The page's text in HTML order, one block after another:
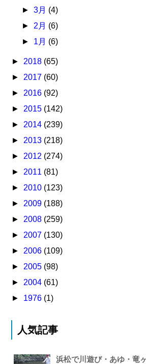
► 3月 (4)
► 2月 (6)
► 1月 (6)
► 2018 (65)
► 2017 (60)
► 2016 (92)
► 2015 (142)
► 2014 (239)
► 2013 (218)
► 2012 (274)
► 2011 (81)
► 2010 (123)
► 2009 (188)
► 2008 (259)
► 2007 (130)
► 2006 (109)
► 2005 (98)
► 2004 (61)
► 1976 (1)
人気記事
浜松で川遊び・あゆ・竜